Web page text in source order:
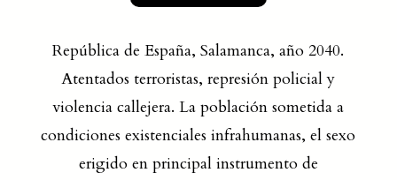
República de España, Salamanca, año 2040.
Atentados terroristas, represión policial y
violencia callejera. La población sometida a
condiciones existenciales infrahumanas, el sexo
erigido en principal instrumento de